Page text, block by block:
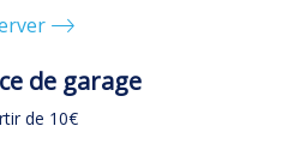
de garage
de 10€